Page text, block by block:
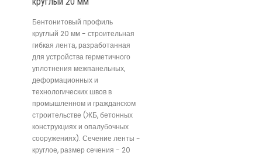
Бентонитовый профиль
круглый 20 мм - строительная
гибкая лента, разработанная
для устройства герметичного
уплотнения межпанельных,
деформационных и
технологических швов в
промышленном и гражданском
строительстве (ЖБ, бетонных
конструкциях и опалубочных
сооружениях). Сечение ленты -
круглое, размер сечения - 20